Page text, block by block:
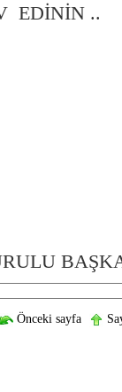
EDİNİN ..
Önceki sayfa